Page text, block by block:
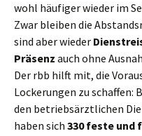
wohl häufiger wieder im
Zwar bleiben die
sind aber wieder
Präsenz auch ohne
Der rbb hilft mit, die
Lockerungen zu schaffen:
den betriebsärztlichen
haben sich 330 feste und